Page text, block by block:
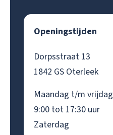
Openingstijden
Dorpsstraat 13
1842 GS Oterleek
Maandag t/m vrijdag
9:00 tot 17:30 uur
Zaterdag